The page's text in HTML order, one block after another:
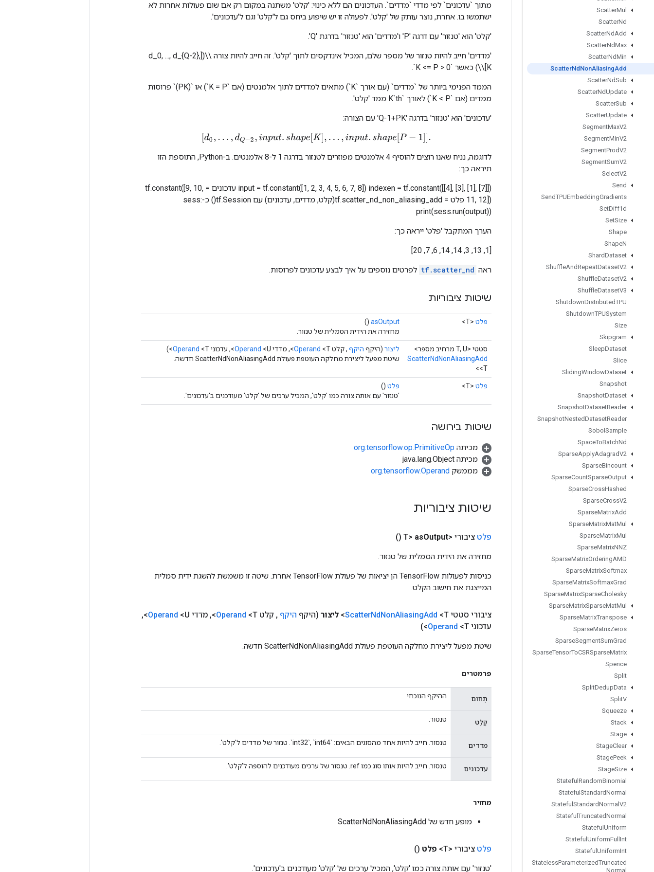
ScatterMul
ScatterNd
ScatterNdAdd
ScatterNdMax
ScatterNdMin
ScatterNd NonAliasingAdd
ScatterNdSub
ScatterNdUpdate
ScatterSub
ScatterUpdate
SegmentMaxV2
SegmentMinV2
SegmentProdV2
SegmentSumV2
SelectV2
Send
SendTPUEmbeddingGradients
SetDiff1d
SetSize
Shape
ShapeN
ShardDataset
ShuffleAndRepeatDatasetV2
ShuffleDatasetV2
ShuffleDatasetV3
ShutdownDistributedTPU
ShutdownTPUSystem
Size
Skipgram
SleepDataset
Slice
SlidingWindowDataset
Snapshot
SnapshotDataset
SnapshotDatasetReader
SnapshotNestedDatasetReader
Sobol Sample
SpaceToBatchNd
SparseApplyAdagradV2
SparseBincount
SparseCountSparseOutput
SparseCrossHashed
SparseCrossV2
SparseMatrixAdd
SparseMatrixMatMul
SparseMatrixMul
SparseMatrixNNZ
SparseMatrixOrderingAMD
SparseMatrixSoftmax
SparseMatrixSoftmaxGrad
SparseMatrixSparseCholesky
SparseMatrixSparseMatMul
SparseMatrixTranspose
SparseMatrixZeros
SparseSegmentSumGrad
SparseTensorToCSRSparseMatrix
Spence
Split
SplitDedupData
SplitV
Squeeze
Stack
Stage
StageClear
StagePeek
StageSize
Stateful RandomBinomial
Stateful StandardNormal
Stateful StandardNormal V2
Stateful TruncatedNormal
Stateful Uniform
Stateful UniformFull Int
Stateful UniformInt
StatelessParameterizedTruncated
Normal
מתוך `עדכונים` לפי מדדי `מדדים`. העדכונים הם ללא כינוי: 'קלט' משתנה במקום רק אם שום פעולות אחרות לא
ישתמשו בו. אחרת, נוצר עותק של 'קלט'. לפעולה זו יש שיפוע ביחס גם ל'קלט' וגם ל'עדכונים'.
'קלט' הוא 'טנזור' עם דרגה 'P' ו'מדדים' הוא 'טנזור' בדרגת 'Q'.
'מדדים' חייב להיות טנזור של מספר שלם, המכיל אינדקסים לתוך 'קלט'. זה חייב להיות צורה \\([d_0, ..., d_{Q-2},
K]\\) כאשר `0 < K <= P`.
הממד הפנימי ביותר של `מדדים` (עם אורך `K`) מתאים למדדים לתוך אלמנטים (אם `K = P`) או `(PK)` פרוסות
ממדים (אם `K < P`) לאורך `K`th ממד 'קלט'.
'עדכונים' הוא 'טנזור' בדרגה 'Q-1+PK' עם הצורה:
[d ,.. ., dQ−2,input.shap e[K ], .. input.shape [P−1]].
לדוגמה, נניח שאנו רוצים להוסיף 4 אלמנטים מפוזרים לטנזור בדרגה 1 ל-8 אלמנטים. ב-Python, התוספת הזו
תיראה כך:
input = tf.constant([1, 2, 3, 4, 5, 6, 7, 8]) indexen = tf.constant([[4], [3], [1], [7]]) עדכונים = tf.constant([9, 10,
11, 12]) פלט = tf.scatter_nd_non_aliasing_add(קלט, מדדים, עדכונים) עם tf.Session() כ-sess:
print(sess.run(output))
הערך המתקבל 'פלט' ייראה כך:
[1, 13, 3, 14, 14, 6, 7, 20]
ראה tf.scatter_nd לפרטים נוספים על איך לבצע עדכונים לפרוסות.
שיטות ציבוריות
פלט <T>
asOutput
()
מחזירה את הידית הסמלית של טנזור.
סטטי <T, U מרחיב מספר>
ScatterNdNonAliasingAdd
<T>
ליצור (היקף היקף , קלט Operand <T>, מדדי Operand <U>, עדכוני Operand <T>)
שיטת מפעל ליצירת מחלקה העוטפת פעולת ScatterNdNonAliasingAdd חדשה.
פלט <T> פלט ()
'טנזור' עם אותה צורה כמו 'קלט', המכיל ערכים של 'קלט' מעודכנים ב'עדכונים'.
שיטות בירושה
מכיתה org.tensorflow.op.PrimitiveOp
מכיתה java.lang.Object
מממשק org.tensorflow.Operand
שיטות ציבוריות
פלט ציבורי <T> asOutput
()
מחזירה את הידית הסמלית של טנזור.
כניסות לפעולות TensorFlow הן יציאות של פעולת TensorFlow אחרת. שיטה זו משמשת להשגת ידית סמלית
המייצגת את חישוב הקלט.
ציבורי סטטי ScatterNdNonAliasingAdd <T> ליצור (היקף היקף , קלט Operand <T>
, מדדי Operand <U>
,
עדכוני
Operand <T>)
שיטת מפעל ליצירת מחלקה העוטפת פעולת ScatterNdNonAliasingAdd חדשה.
פרמטרים
תְחוּם ההיקף הנוכחי
קֶלֶט טנסור.
מדדים טנסור. חייב להיות אחד מהסוגים הבאים: `int32`, `int64`. טנזור של מדדים ל'קלט'.
עדכונים טנסור. חייב להיות אותו סוג כמו ref. טנסור של ערכים מעודכנים להוספה ל'קלט'.
מחזיר
מופע חדש של ScatterNdNonAliasingAdd
פלט ציבורי <T> פלט ()
'טנזור' עם אותה צורה כמו 'קלט', המכיל ערכים של 'קלט' מעודכנים ב'עדכונים'.